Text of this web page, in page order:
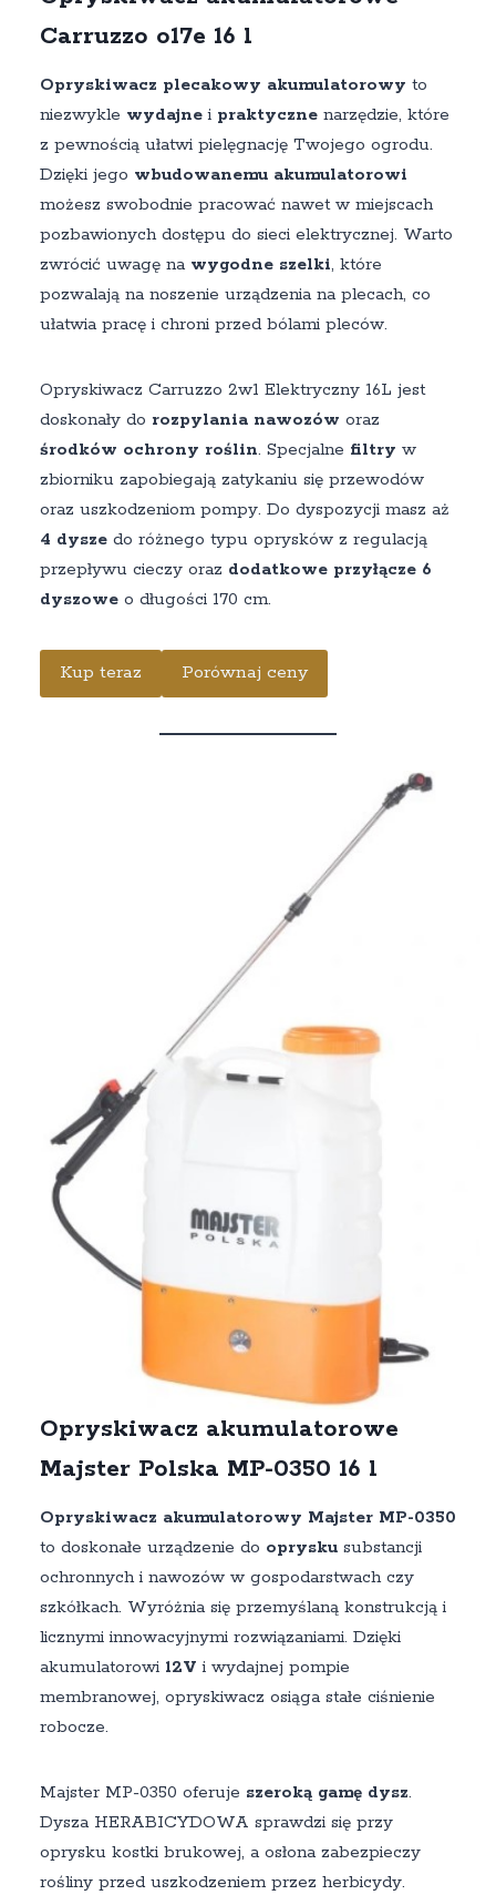
Carruzzo o17e 16 l
Opryskiwacz plecakowy akumulatorowy to
niezwykle wydajnei praktycznenarzędzie, które
z pewnością ułatwi pielęgnację Twojego ogrodu.
Dzięki jego wbudowanemu akumulatorowi
możesz swobodnie pracować nawet w miejscach
pozbawionych dostępu do sieci elektrycznej. Warto
zwrócić uwagę na wygodne szelki, które
pozwalają na noszenie urządzenia na plecach, co
ułatwia pracę i chroni przed bólami pleców.
Opryskiwacz Carruzzo 2w1 Elektryczny 16L jest
doskonały do rozpylania nawozów oraz
środków ochrony roślin. Specjalne filtry w
zbiorniku zapobiegają zatykaniu się przewodów
oraz uszkodzeniom pompy. Do dyspozycji masz aż
4 dyszedo różnego typu oprysków z regulacją
przepływu cieczy oraz dodatkowe przyłącze 6
dyszoweo długości 170 cm.
Kup teraz Porównaj ceny
Opryskiwacz akumulatorowe
Majster Polska MP-0350 16 l
Opryskiwacz akumulatorowy Majster MP-0350
to doskonałe urządzenie do opryskusubstancji
ochronnych i nawozów w gospodarstwach czy
szkółkach. Wyróżnia się przemyślaną konstrukcją i
licznymi innowacyjnymi rozwiązaniami. Dzięki
akumulatorowi 12V i wydajnej pompie
membranowej, opryskiwacz osiąga stałe ciśnienie
robocze.
Majster MP-0350 oferuje szeroką gamę dysz.
Dysza HERABICYDOWA sprawdzi się przy
oprysku kostki brukowej, a osłona zabezpieczy
rośliny przed uszkodzeniem przez herbicydy.